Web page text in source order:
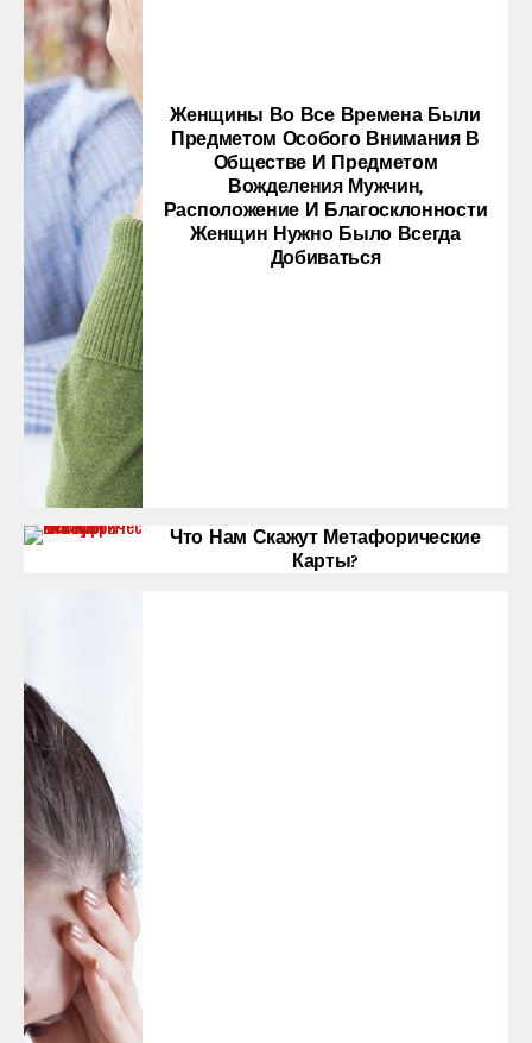
Женщины Во Все Времена Были
Предметом Особого Внимания В
Обществе И Предметом
Вожделения Мужчин,
Расположение И Благосклонности
Женщин Нужно Было Всегда
Добиваться
Что Нам Скажут Метафорические
Карты?